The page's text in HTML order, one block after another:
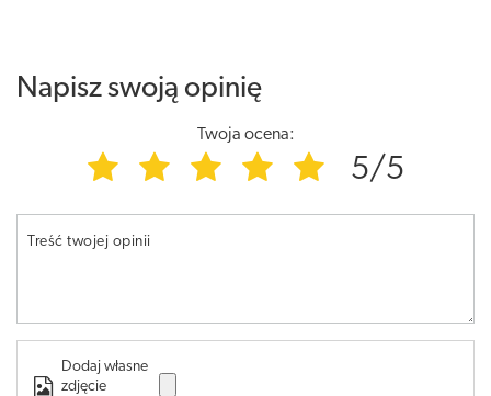
Napisz swoją opinię
Twoja ocena:
5/5
Treść twojej opinii
Dodaj własne
zdjęcie